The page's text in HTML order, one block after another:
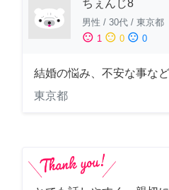
ちぇんじ8
男性 / 30代 / 東京都
sentiment_satisfied 1 sentiment_neutral 0 sentiment_dissatisfied 0
結婚の悩み、不安な事な
東京都